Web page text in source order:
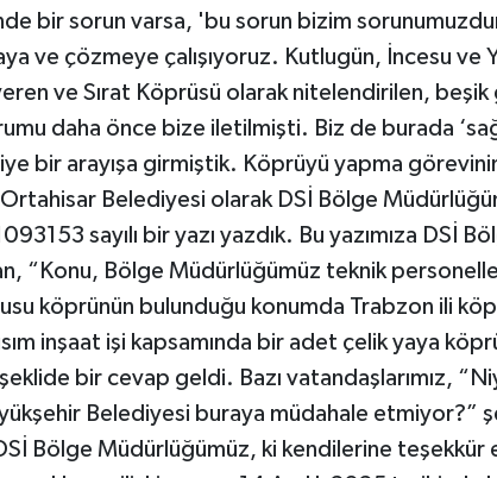
bir sorun varsa, 'bu sorun bizim
ve çözmeye çalışıyoruz. Kutlugün, İncesu ve
ve Sırat Köprüsü olarak nitelendirilen, beşik
daha önce bize iletilmişti. Biz de burada
bir arayışa girmiştik. Köprüyü yapma
Belediyesi olarak DSİ Bölge
sayılı bir yazı yazdık. Bu yazımıza DSİ
“Konu, Bölge Müdürlüğümüz teknik
köprünün bulunduğu konumda Trabzon ili
inşaat işi kapsamında bir adet çelik yaya
şeklide bir cevap geldi. Bazı vatandaşlarımız,
Belediyesi buraya müdahale etmiyor?”
Bölge Müdürlüğümüz, ki kendilerine teşekkür